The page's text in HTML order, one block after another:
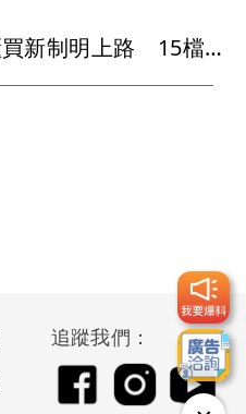
股民注意！證交所、櫃買新制明上路 15檔股票受影響
追蹤我們：